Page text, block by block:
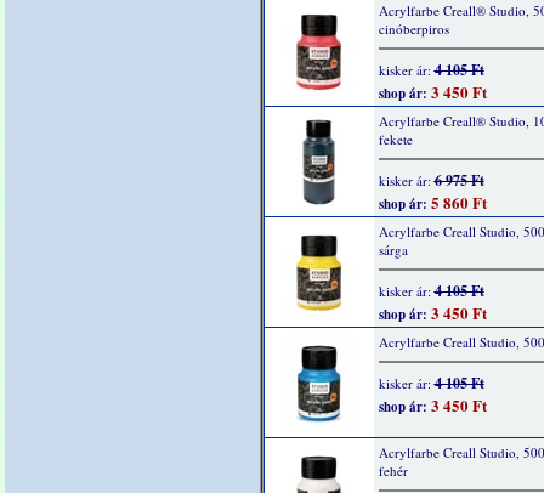
Acrylfarbe Creall® Studio,
cinóberpiros
kisker ár:4 105 Ft
shop ár: 3 450 Ft
Acrylfarbe Creall® Studio,
fekete
kisker ár:6 975 Ft
shop ár: 5 860 Ft
Acrylfarbe Creall Studio,
sárga
kisker ár:4 105 Ft
shop ár: 3 450 Ft
Acrylfarbe Creall Studio,
kisker ár:4 105 Ft
shop ár: 3 450 Ft
Acrylfarbe Creall Studio,
fehér